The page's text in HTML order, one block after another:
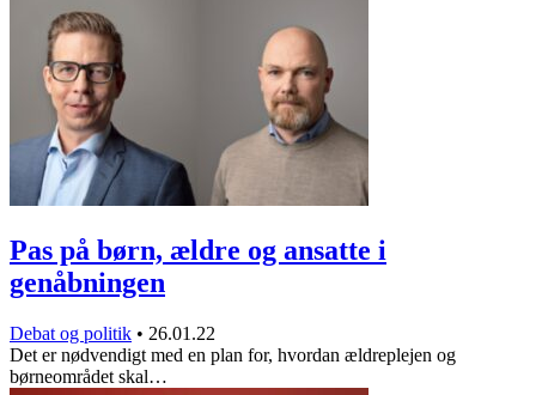
Pas på børn, ældre og ansatte i
genåbningen
Debat og politik • 26.01.22
Det er nødvendigt med en plan for, hvordan ældreplejen og
børneområdet skal…